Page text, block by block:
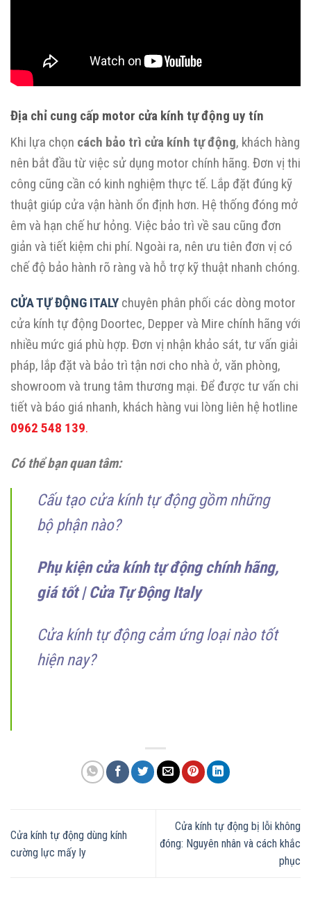
Địa chỉ cung cấp motor cửa kính tự động uy tín
Khi lựa chọn cách bảo trì cửa kính tự động, khách hàng
nên bắt đầu từ việc sử dụng motor chính hãng. Đơn vị thi
công cũng cần có kinh nghiệm thực tế. Lắp đặt đúng kỹ
thuật giúp cửa vận hành ổn định hơn. Hệ thống đóng mở
êm và hạn chế hư hỏng. Việc bảo trì về sau cũng đơn
giản và tiết kiệm chi phí. Ngoài ra, nên ưu tiên đơn vị có
chế độ bảo hành rõ ràng và hỗ trợ kỹ thuật nhanh chóng.
CỬA TỰ ĐỘNG ITALY chuyên phân phối các dòng motor
cửa kính tự động Doortec, Depper và Mire chính hãng với
nhiều mức giá phù hợp. Đơn vị nhận khảo sát, tư vấn giải
pháp, lắp đặt và bảo trì tận nơi cho nhà ở, văn phòng,
showroom và trung tâm thương mại. Để được tư vấn chi
tiết và báo giá nhanh, khách hàng vui lòng liên hệ hotline
0962 548 139.
Có thể bạn quan tâm:
Cấu tạo cửa kính tự động gồm những
bộ phận nào?
Phụ kiện cửa kính tự động chính hãng,
giá tốt | Cửa Tự Động Italy
Cửa kính tự động cảm ứng loại nào tốt
hiện nay?
Cửa kính tự động dùng kính
cường lực mấy ly
Cửa kính tự động bị lỗi không
đóng: Nguyên nhân và cách khắc
phục